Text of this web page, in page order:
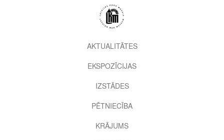
2nd
level
AKTUALITĀTES
EKSPOZĪCIJAS
IZSTĀDES
PĒTNIECĪBA
KRĀJUMS